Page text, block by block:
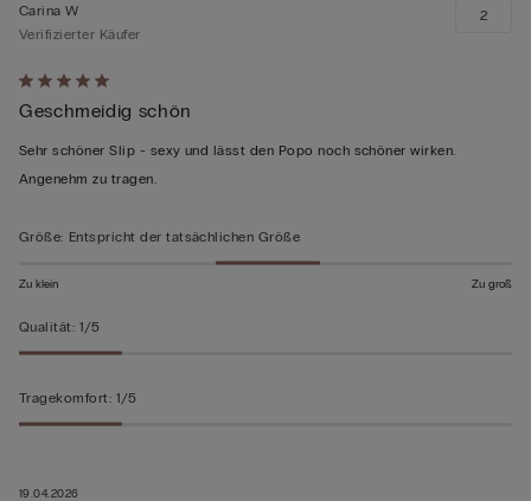
Mit
5
von
5
19.04.2026
Carina W
Verifizierter Käufer
Geschmeidig schön
Sehr schöner Slip - sexy und lässt den Popo noch schöner wirken.
Angenehm zu tragen.
2
Größe: Entspricht der tatsächlichen Größe
Zu klein Zu groß
Qualität: 1/5
Tragekomfort: 1/5